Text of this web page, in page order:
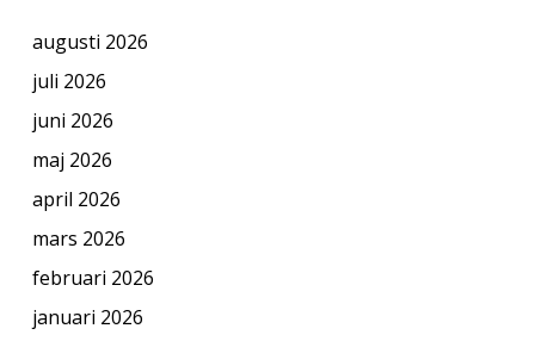
augusti 2026
juli 2026
juni 2026
maj 2026
april 2026
mars 2026
februari 2026
januari 2026